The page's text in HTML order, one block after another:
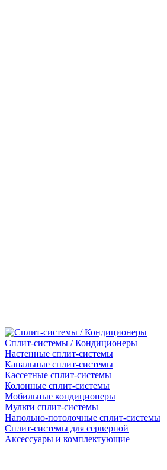
Сплит-системы / Кондиционеры
Настенные сплит-системы
Канальные сплит-системы
Кассетные сплит-системы
Колонные сплит-системы
Мобильные кондиционеры
Мульти сплит-системы
Напольно-потолочные сплит-системы
Сплит-системы для серверной
Аксессуары и комплектующие